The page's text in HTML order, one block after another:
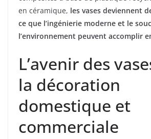
en céramique, les vases deviennent
ce que l’ingénierie moderne et le
l’environnement peuvent accomplir
L’avenir des
la décoration
domestique et
commerciale